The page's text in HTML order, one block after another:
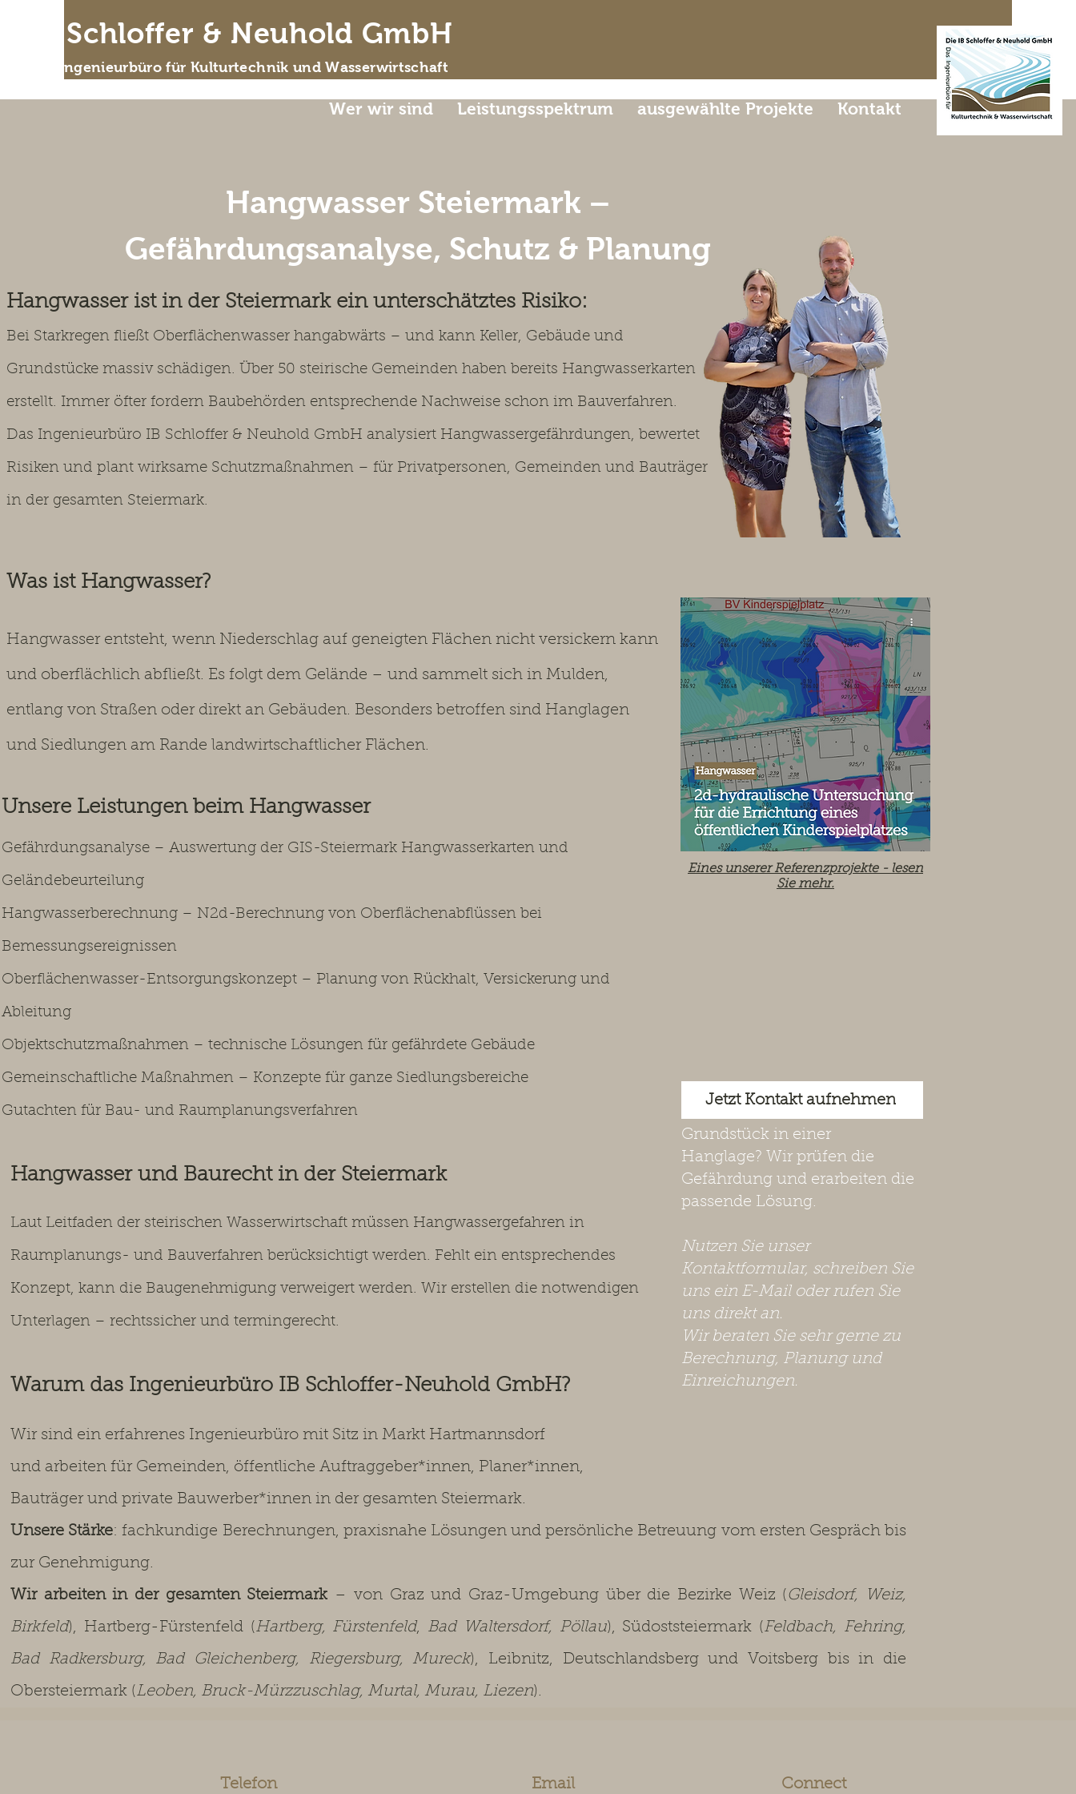
IB Schloffer & Neuhold GmbH
Das Ingenieurbüro für Kulturtechnik und Wasserwirtschaft
Wer wir sind Leistungsspektrum ausgewählte Projekte Kontakt
Hangwasser ist in der Steiermark ein unterschätztes Risiko:
Bei Starkregen fließt Oberflächenwasser hangabwärts – und kann Keller, Gebäude und
Grundstücke massiv schädigen. Über 50 steirische Gemeinden haben bereits Hangwasserkarten
erstellt. Immer öfter fordern Baubehörden entsprechende Nachweise schon im Bauverfahren.
Das Ingenieurbüro IB Schloffer & Neuhold GmbH analysiert Hangwassergefährdungen, bewertet
Risiken und plant wirksame Schutzmaßnahmen – für Privatpersonen, Gemeinden und Bauträger
in der gesamten Steiermark.
Hangwasser Steiermark –
Gefährdungsanalyse, Schutz & Planung
Was ist Hangwasser?
Hangwasser entsteht, wenn Niederschlag auf geneigten Flächen nicht versickern kann
und oberflächlich abfließt. Es folgt dem Gelände – und sammelt sich in Mulden,
entlang von Straßen oder direkt an Gebäuden. Besonders betroffen sind Hanglagen
und Siedlungen am Rande landwirtschaftlicher Flächen.
Unsere Leistungen beim Hangwasser
Gefährdungsanalyse – Auswertung der GIS-Steiermark Hangwasserkarten und
Geländebeurteilung
Hangwasserberechnung – N2d-Berechnung von Oberflächenabflüssen bei
Bemessungsereignissen
Oberflächenwasser-Entsorgungskonzept – Planung von Rückhalt, Versickerung und
Ableitung
Objektschutzmaßnahmen – technische Lösungen für gefährdete Gebäude
Gemeinschaftliche Maßnahmen – Konzepte für ganze Siedlungsbereiche
Gutachten für Bau- und Raumplanungsverfahren
Hangwasser und Baurecht in der Steiermark
Laut Leitfaden der steirischen Wasserwirtschaft müssen Hangwassergefahren in
Raumplanungs- und Bauverfahren berücksichtigt werden. Fehlt ein entsprechendes
Konzept, kann die Baugenehmigung verweigert werden. Wir erstellen die notwendigen
Unterlagen – rechtssicher und termingerecht.
Eines unserer Referenzprojekte - lesen
Sie mehr.
Jetzt Kontakt aufnehmen
Grundstück in einer
Hanglage? Wir prüfen die
Gefährdung und erarbeiten die
passende Lösung.
​Nutzen Sie unser
Kontaktformular, schreiben Sie
uns ein E-Mail oder rufen Sie
uns direkt an.
Wir beraten Sie sehr gerne zu
Berechnung, Planung und
Einreichungen.
Warum das Ingenieurbüro IB Schloffer-Neuhold GmbH?
Wir sind ein erfahrenes Ingenieurbüro mit Sitz in Markt Hartmannsdorf
und arbeiten für Gemeinden, öffentliche Auftraggeber*innen, Planer*innen,
Bauträger und private Bauwerber*innen in der gesamten Steiermark.
Unsere Stärke: fachkundige Berechnungen, praxisnahe Lösungen und persönliche Betreuung vom ersten Gespräch bis
zur Genehmigung.
Wir arbeiten in der gesamten Steiermark – von Graz und Graz-Umgebung über die Bezirke Weiz ( Gleisdorf, Weiz,
Birkfeld), Hartberg-Fürstenfeld (Hartberg, Fürstenfeld, Bad Waltersdorf, Pöllau), Südoststeiermark (Feldbach, Fehring,
Bad Radkersburg, Bad Gleichenberg, Riegersburg, Mureck), Leibnitz, Deutschlandsberg und Voitsberg bis in die
Obersteiermark (Leoben, Bruck-Mürzzuschlag, Murtal, Murau, Liezen).
Telefon Email Connect